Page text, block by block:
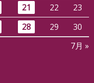
21 22
23
28 29
30
7月 »